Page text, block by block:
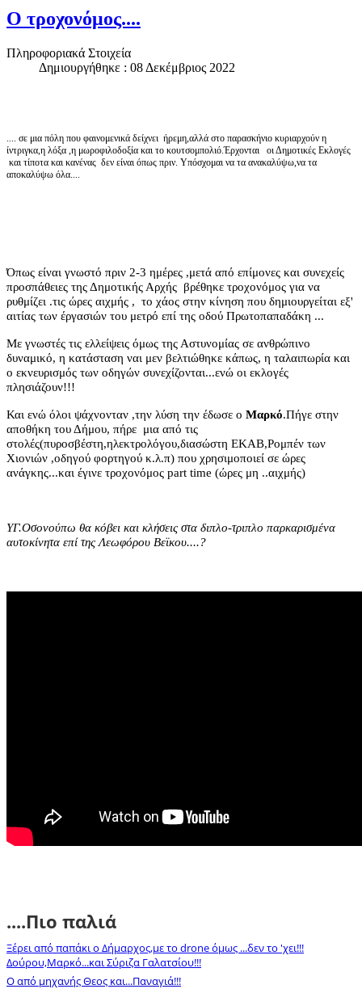
Ο τροχονόμος....
Πληροφοριακά Στοιχεία
Δημιουργήθηκε : 08 Δεκέμβριος 2022
.... σε μια πόλη που φαινομενικά δείχνει ήρεμη,αλλά στο παρασκήνιο κυριαρχούν η
ίντριγκα,η λόξα ,η μωροφιλοδοξία και το κουτσομπολιό.Έρχονται οι Δημοτικές Εκλογές
και τίποτα και κανένας δεν είναι όπως πριν. Υπόσχομαι να τα ανακαλύψω,να τα
αποκαλύψω όλα....
Όπως είναι γνωστό πριν 2-3 ημέρες ,μετά από επίμονες και συνεχείς
προσπάθειες της Δημοτικής Αρχής βρέθηκε τροχονόμος για να
ρυθμίζει .τις ώρες αιχμής , το χάος στην κίνηση που δημιουργείται εξ'
αιτίας των έργασιών του μετρό επί της οδού Πρωτοπαπαδάκη ...
Με γνωστές τις ελλείψεις όμως της Αστυνομίας σε ανθρώπινο
δυναμικό, η κατάσταση ναι μεν βελτιώθηκε κάπως, η ταλαιπωρία και
ο εκνευρισμός των οδηγών συνεχίζονται...ενώ οι εκλογές
πλησιάζουν!!!
Και ενώ όλοι ψάχνονταν ,την λύση την έδωσε ο Μαρκό.Πήγε στην
αποθήκη του Δήμου, πήρε μια από τις
στολές(πυροσβέστη,ηλεκτρολόγου,διασώστη ΕΚΑΒ,Ρομπέν των
Χιονιών ,οδηγού φορτηγού κ.λ.π) που χρησιμοποιεί σε ώρες
ανάγκης...και έγινε τροχονόμος part time (ώρες μη ..αιχμής)
ΥΓ.Οσονούπω θα κόβει και κλήσεις στα διπλο-τριπλο παρκαρισμένα
αυτοκίνητα επί της Λεωφόρου Βεϊκου....?
....Πιο παλιά
Ξέρει από παπάκι ο Δήμαρχος,με το drone όμως ...δεν το 'χει!!!
Δούρου,Μαρκό...και Σύριζα Γαλατσίου!!!
Ο από μηχανής Θεος και...Παναγιά!!!